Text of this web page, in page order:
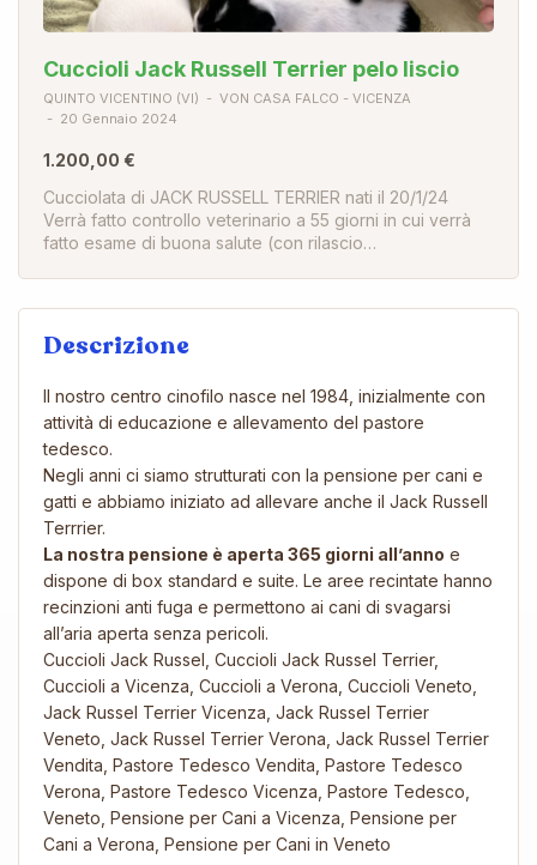
Cuccioli Jack Russell Terrier pelo liscio
QUINTO VICENTINO (VI)
VON CASA FALCO - VICENZA
20 Gennaio 2024
1.200,00 €
Cucciolata di JACK RUSSELL TERRIER nati il 20/1/24
Verrà fatto controllo veterinario a 55 giorni in cui verrà
fatto esame di buona salute (con rilascio…
Descrizione
Il nostro centro cinofilo nasce nel 1984, inizialmente con
attività di educazione e allevamento del pastore
tedesco.
Negli anni ci siamo strutturati con la pensione per cani e
gatti e abbiamo iniziato ad allevare anche il Jack Russell
Terrrier.
La nostra pensione è aperta 365 giorni all’anno e
dispone di box standard e suite. Le aree recintate hanno
recinzioni anti fuga e permettono ai cani di svagarsi
all’aria aperta senza pericoli.
Cuccioli Jack Russel, Cuccioli Jack Russel Terrier,
Cuccioli a Vicenza, Cuccioli a Verona, Cuccioli Veneto,
Jack Russel Terrier Vicenza, Jack Russel Terrier
Veneto, Jack Russel Terrier Verona, Jack Russel Terrier
Vendita, Pastore Tedesco Vendita, Pastore Tedesco
Verona, Pastore Tedesco Vicenza, Pastore Tedesco,
Veneto, Pensione per Cani a Vicenza, Pensione per
Cani a Verona, Pensione per Cani in Veneto